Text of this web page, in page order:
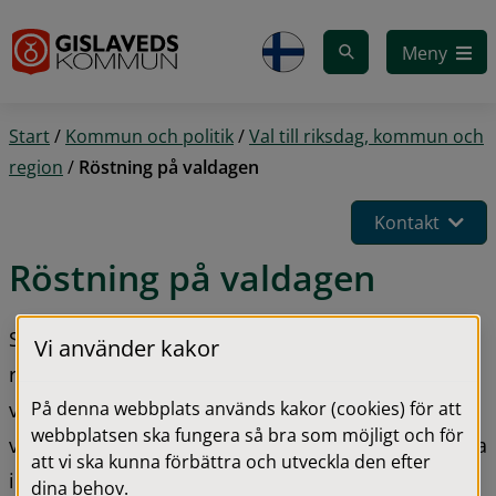
Meny
Start/ Kommun och politik/Val till riksdag, kommun och
region / Röstning på valdagen
Kontakt
Röstning på valdagen
Söndagen den 13 september genomförs val till
riksdag, kommun och region. Det finns totalt 18
valdistrikt i kommunen. På ditt röstkort står det
vilket distrikt du tillhör och vilken lokal du ska rösta
i. Kommunhuset i Gislaved är öppen för den som
Vi använder kakor
På denna webbplats används kakor (cookies) för att
webbplatsen ska fungera så bra som möjligt och för
att vi ska kunna förbättra och utveckla den efter
dina behov.